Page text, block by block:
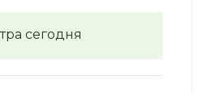
сегодня